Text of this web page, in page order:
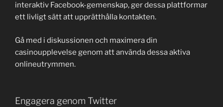
interaktiv Facebook-gemenskap, ger dessa plattformar
ett livligt sätt att upprätthålla kontakten.
Gå med i diskussionen och maximera din
casinoupplevelse genom att använda dessa aktiva
onlineutrymmen.
Engagera genom Twitter